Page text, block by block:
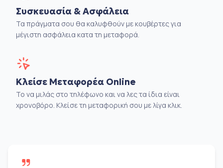
Συσκευασία & Ασφάλεια
Τα πράγματα σου θα καλυφθούν με κουβέρτες για
μέγιστη ασφάλεια κατα τη μεταφορά.
Κλείσε Μεταφορέα Online
Το να μιλάς στο τηλέφωνο και να λες τα ίδια είναι
χρονοβόρο. Κλείσε τη μεταφορική σου με λίγα κλικ.